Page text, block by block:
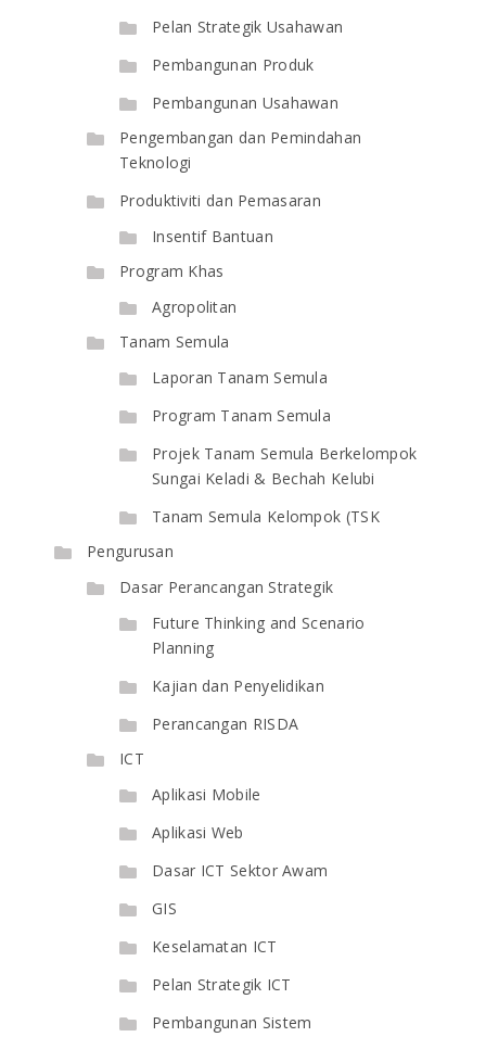
Pelan Strategik Usahawan
Pembangunan Produk
Pembangunan Usahawan
Pengembangan dan Pemindahan
Teknologi
Produktiviti dan Pemasaran
Insentif Bantuan
Program Khas
Agropolitan
Tanam Semula
Laporan Tanam Semula
Program Tanam Semula
Projek Tanam Semula Berkelompok
Sungai Keladi & Bechah Kelubi
Tanam Semula Kelompok (TSK
Pengurusan
Dasar Perancangan Strategik
Future Thinking and Scenario
Planning
Kajian dan Penyelidikan
Perancangan RISDA
ICT
Aplikasi Mobile
Aplikasi Web
Dasar ICT Sektor Awam
GIS
Keselamatan ICT
Pelan Strategik ICT
Pembangunan Sistem